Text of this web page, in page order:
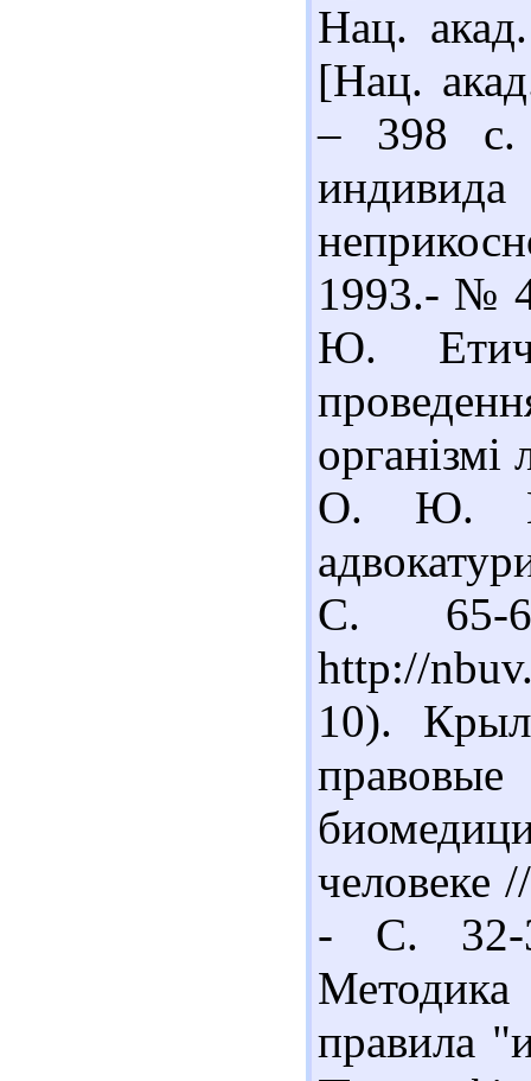
Нац.
[Нац.
– 398
1993.- №
Ю.
О. Ю.
С. 65-
http://
10).
человеке
- С. 32-
правила